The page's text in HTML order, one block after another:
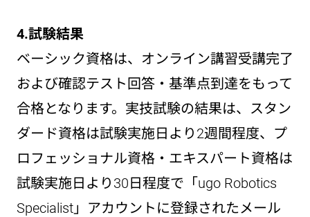
4.試験結果
ベーシック資格は、オンライン講習受講完了
および確認テスト回答・基準点到達をもって
合格となります。実技試験の結果は、スタン
ダード資格は試験実施日より2週間程度、プ
ロフェッショナル資格・エキスパート資格は
試験実施日より30日程度で「ugo Robotics
Specialist」アカウントに登録されたメール